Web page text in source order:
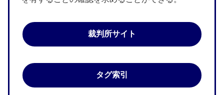
裁判所サイト
タグ索引